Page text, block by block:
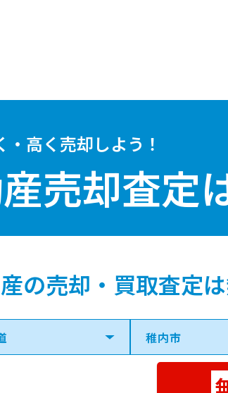
・高く売却しよう！
売却査定
の売却・買取査定